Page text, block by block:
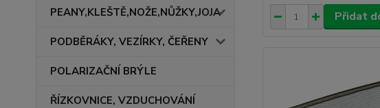
PEANY,KLEŠTĚ,NOŽE,NŮŽKY,JOJA
PODBĚRÁKY, VEZÍRKY, ČEŘENY
POLARIZAČNÍ BRÝLE
ŘÍZKOVNICE, VZDUCHOVÁNÍ
Přidat